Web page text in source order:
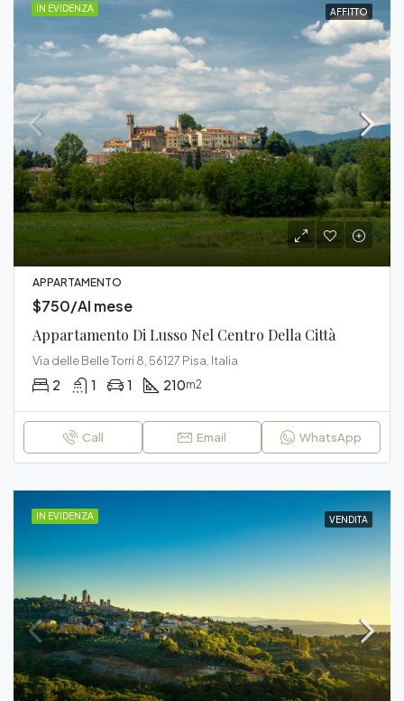
IN EVIDENZA AFFITTO
APPARTAMENTO
$750/Al mese
Appartamento Di Lusso Nel Centro Della Città
Via delle Belle Torri 8, 56127 Pisa, Italia
2 1 1 210m2
Call Email WhatsApp
IN EVIDENZA VENDITA